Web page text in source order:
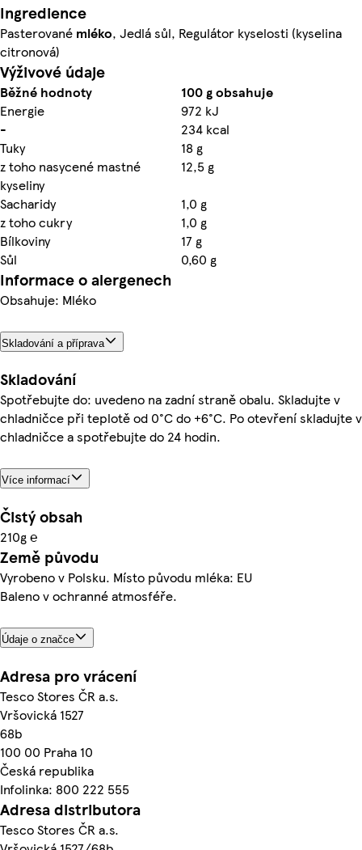
Ingredience
Pasterované mléko, Jedlá sůl, Regulátor kyselosti (kyselina
citronová)
Výživové údaje
Běžné hodnoty
100 g obsahuje
Energie
972 kJ
-
234 kcal
Tuky
18 g
z toho nasycené mastné
kyseliny
12,5 g
Sacharidy
1,0 g
z toho cukry
1,0 g
Bílkoviny
17 g
Sůl
0,60 g
Informace o alergenech
Obsahuje: Mléko
Skladování a příprava
Skladování
Spotřebujte do: uvedeno na zadní straně obalu. Skladujte v
chladničce při teplotě od 0°C do +6°C. Po otevření skladujte v
chladničce a spotřebujte do 24 hodin.
Více informací
Čistý obsah
210g ℮
Země původu
Vyrobeno v Polsku. Místo původu mléka: EU
Baleno v ochranné atmosféře.
Údaje o značce
Adresa pro vrácení
Tesco Stores ČR a.s.
Vršovická 1527
68b
100 00 Praha 10
Česká republika
Infolinka: 800 222 555
Adresa distributora
Tesco Stores ČR a.s.